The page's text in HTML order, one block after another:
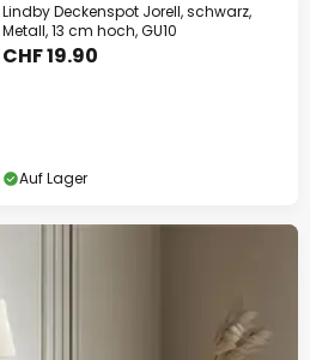
Lindby Deckenspot Jorell, schwarz,
Metall, 13 cm hoch, GU10
CHF 19.90
Auf Lager